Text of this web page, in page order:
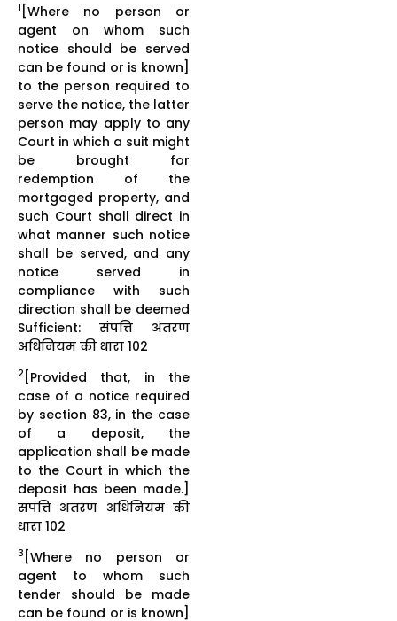
1 [Where no person or
agent on whom such
notice should be served
can be found or is known]
to the person required to
serve the notice, the latter
person may apply to any
Court in which a suit might
be brought for
redemption of the
mortgaged property, and
such Court shall direct in
what manner such notice
shall be served, and any
notice served in
compliance with such
direction shall be deemed
Sufficient: संपत्ति अंतरण
अधिनियम की धारा 102
2 [Provided that, in the
case of a notice required
by section 83, in the case
of a deposit, the
application shall be made
to the Court in which the
deposit has been made.]
संपत्ति अंतरण अधिनियम की
धारा 102
3 [Where no person or
agent to whom such
tender should be made
can be found or is known]